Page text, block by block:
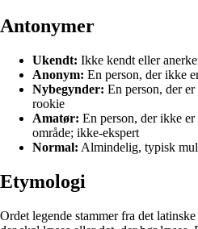
Antonymer
Ukendt: Ikke kendt eller
Anonym: En person, der ikke
Nybegynder: En person, der
rookie
Amatør: En person, der ikke
område; ikke-ekspert
Normal: Almindelig, typisk
Etymologi
Ordet legende stammer fra det